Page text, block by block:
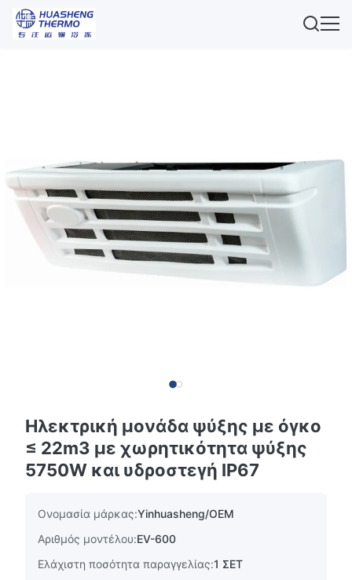
Ηλεκτρική μονάδα ψύξης με όγκο
≤ 22m3 με χωρητικότητα ψύξης
5750W και υδροστεγή IP67
Ονομασία μάρκας:Yinhuasheng/OEM
Αριθμός μοντέλου:EV-600
Ελάχιστη ποσότητα παραγγελίας:1 ΣΕΤ